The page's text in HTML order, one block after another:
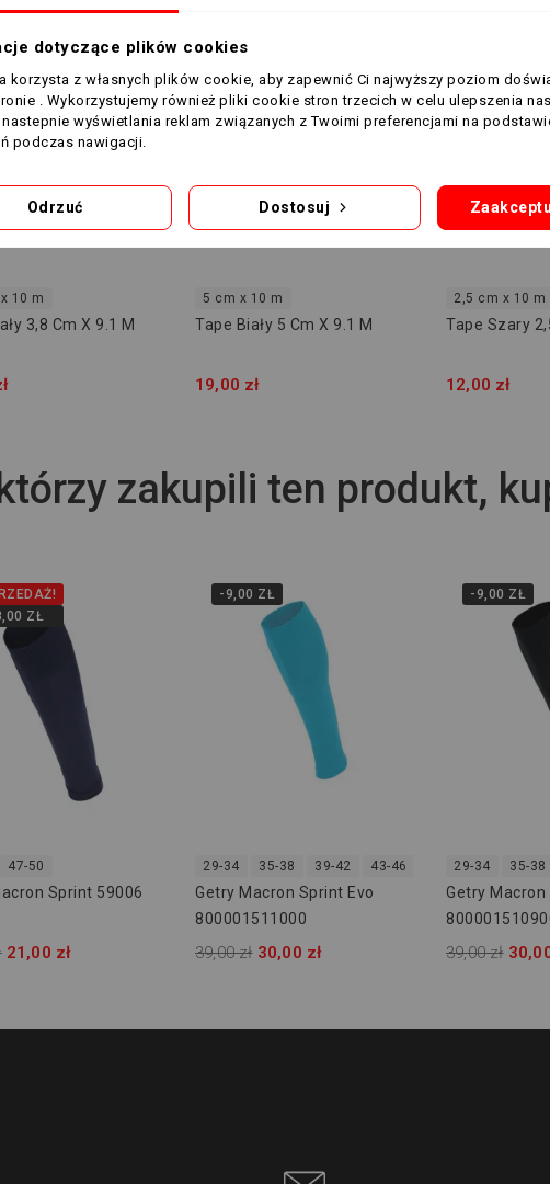
10 m
3,8 Cm X 9.1 M
5 cm x 10 m
Tape Biały 5 Cm X 9.1 M
19,00 zł
2,5 cm x 10 m
Tape Szary
12,00 zł
zakupili ten produkt,
ZŁ
47-50
Sprint 59006
21,00 zł
-9,00 ZŁ
29-34 35-38 39-42 43-46 47-50
Getry Macron Sprint Evo
800001511000
39,00 zł 30,00 zł
-9,00 ZŁ
29-34 35-38
Getry Macron
39,00 zł
dotyczące plików cookies
korzysta z własnych plików cookie, aby zapewnić Ci najwyższy poziom
. Wykorzystujemy również pliki cookie stron trzecich w celu ulepszenia
wyświetlania reklam związanych z Twoimi preferencjami na
podczas nawigacji.
Odrzuć Dostosuj